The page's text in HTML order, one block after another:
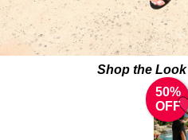
Shop the Look
50%
OFF